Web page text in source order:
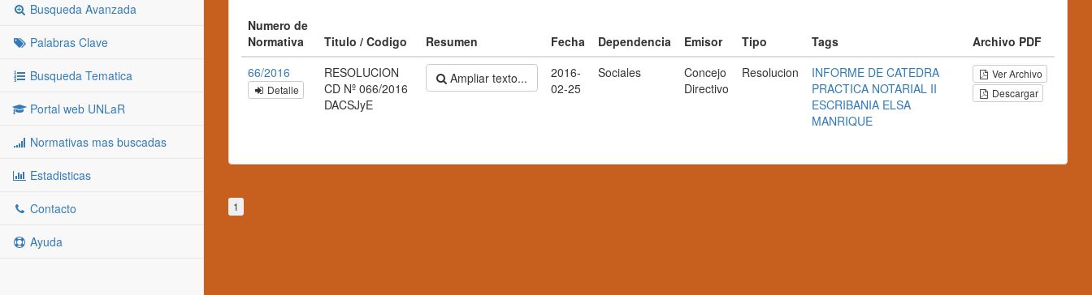
Busqueda Avanzada
Palabras Clave
Busqueda Tematica
Portal web UNLaR
Normativas mas buscadas
Estadisticas
Contacto
Ayuda
Numero de
Normativa
Titulo / Codigo Resumen Fecha Dependencia Emisor Tipo Tags
Archivo PDF
66/2016
Detalle
RESOLUCION
CD Nº 066/2016
DACSJyE
Ampliar texto...
2016-
02-25
Sociales
Concejo
Directivo
Resolucion
INFORME DE CATEDRA
PRACTICA NOTARIAL II
ESCRIBANIA ELSA
MANRIQUE
Ver Archivo
Descargar
1